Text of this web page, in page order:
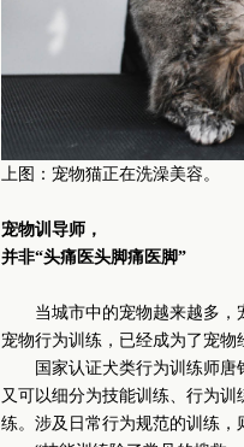
上图：宠物猫正在洗澡美容。
宠物训导师，
并非“头痛医头脚痛医脚”
当城市中的宠物越来越多，宠
宠物行为训练，已经成为了宠物
国家认证犬类行为训练师唐铮
又可以细分为技能训练、行为
练。涉及日常行为规范的训练，